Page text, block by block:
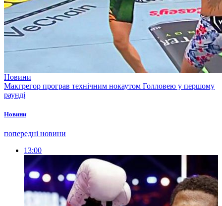
Новини
Макгрегор програв технічним нокаутом Голловею у першому
раунді
Новини
попередні новини
13:00